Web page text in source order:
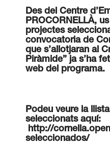
Des del Centre
PROCORNELLÀ,
projectes
convocatoria de
que s’allotjaran al
Piràmide” ja s’ha
web del programa.
Podeu veure la
seleccionats aquí:
http://
seleccionados/